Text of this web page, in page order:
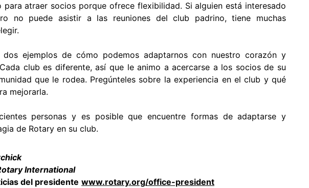
para atraer socios porque ofrece flexibilidad. Si alguien está interesado
no puede asistir a las reuniones del club padrino, tiene muchas
ejemplos de cómo podemos adaptarnos con nuestro corazón y
club es diferente, así que le animo a acercarse a los socios de su
que le rodea. Pregúnteles sobre la experiencia en el club y qué
mejorarla.
personas y es posible que encuentre formas de adaptarse y
de Rotary en su club.
International
del presidente www.rotary.org/office-president